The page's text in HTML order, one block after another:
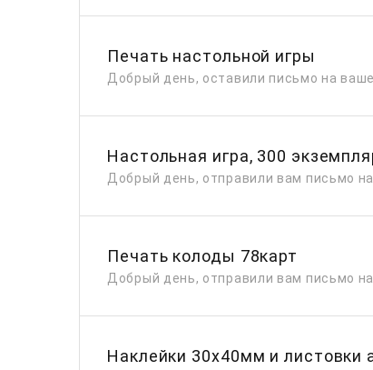
Печать настольной игры
Добрый день, оставили письмо на
Настольная игра, 300
Добрый день, отправили вам письмо
Печать колоды 78карт
Добрый день, отправили вам письмо
Наклейки 30х40мм и листовки